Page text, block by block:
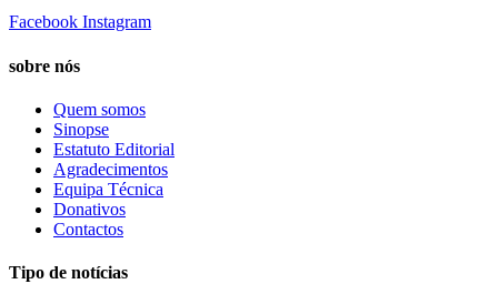
Facebook Instagram
sobre nós
Quem somos
Sinopse
Estatuto Editorial
Agradecimentos
Equipa Técnica
Donativos
Contactos
Tipo de notícias